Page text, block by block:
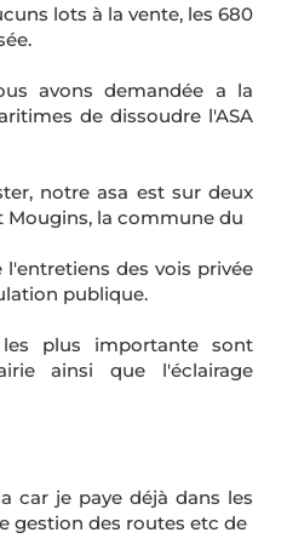
lots à la vente, les 680
avons demandée a la
de dissoudre l'ASA
notre asa est sur deux
Mougins, la commune du
des vois privée
publique.
plus importante sont
ainsi que l'éclairage
car je paye déjà dans les
gestion des routes etc de